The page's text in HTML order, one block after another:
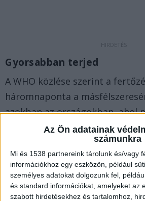
Az Ön adatainak
számunkra
Mi és 1538 partnereink tárolunk és/vagy
információkhoz egy eszközön, például
személyes adatokat dolgozunk fel,
és standard információkat, amelyeket az
szabott hirdetésekhez és tartalomhoz,
Gyorsabban terjed
A WHO közlése szerint a
háromnaponta a
azokban az országokban, ahol
fejét az omikron. Az
állítása szerint tehát az
gyorsabban terjed mint delta
BudaPestkörnyeke.hu
kattintva éred el.